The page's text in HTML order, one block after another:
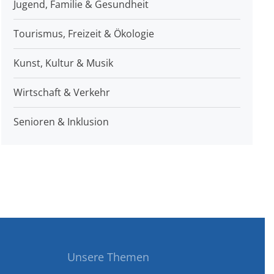
Jugend, Familie & Gesundheit
Tourismus, Freizeit & Ökologie
Kunst, Kultur & Musik
Wirtschaft & Verkehr
Senioren & Inklusion
Unsere Themen